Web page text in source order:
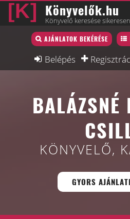
Könyvelők.hu
Könyvelő keresése sikeresen
AJÁNLATOK BEKÉRÉSE
Belépés
Könyvelő lista
Könyvelési munkák
BALÁZSNÉ
KÖNYVELŐ,
GYORS